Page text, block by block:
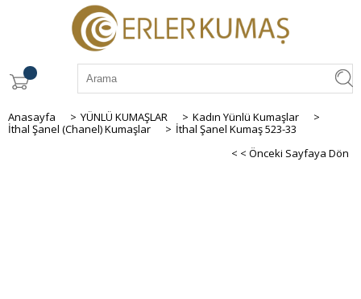
Anasayfa > YÜNLÜ KUMAŞLAR > Kadın Yünlü Kumaşlar
>
İthal Şanel (Chanel) Kumaşlar
> İthal Şanel Kumaş 523-33
< < Önceki Sayfaya Dön